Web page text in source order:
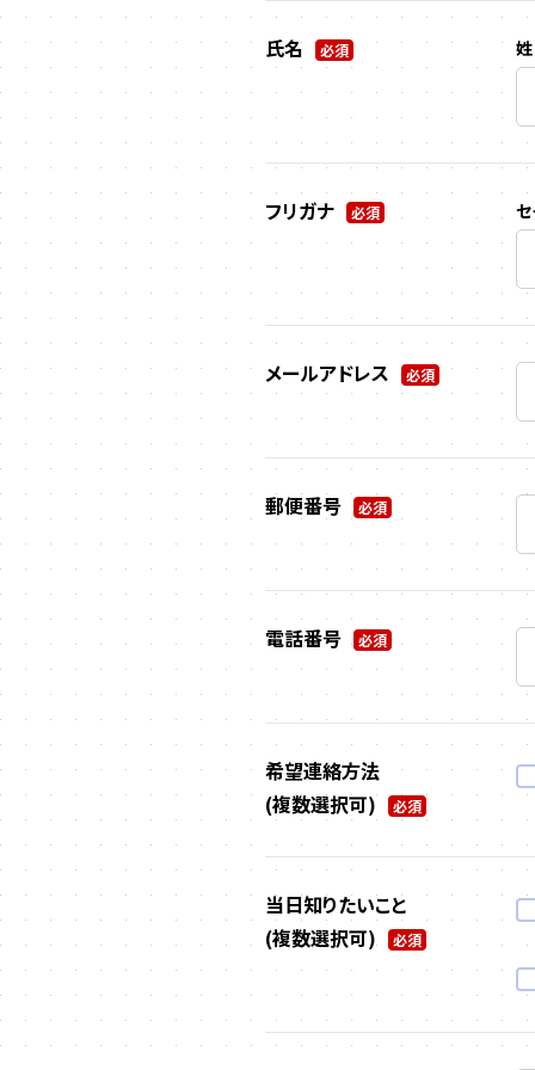
氏名 必須 姓
フリガナ 必須
メールアドレス 必須
郵便番号 必須
電話番号 必須
希望連絡方法
(複数選択可)
必須
当日知りたいこと
(複数選択可)
必須